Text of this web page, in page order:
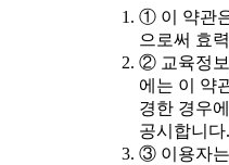
① 이 약관
으로써 효
② 교육정보
에는 이 약
경한 경우
공시합니다.
③ 이용자는